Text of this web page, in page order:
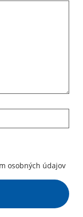
osobných údajov